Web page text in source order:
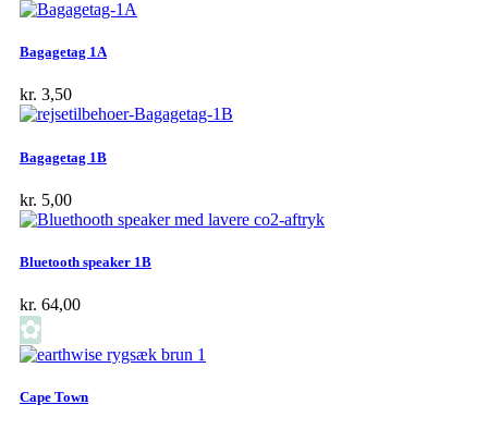
Bagagetag 1A
kr. 3,50
Bagagetag 1B
kr. 5,00
Bluetooth speaker 1B
kr. 64,00
✿
Cape Town